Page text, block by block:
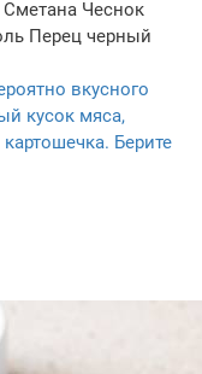
Сметана Чеснок
Перец черный
вкусного
кусок мяса,
Берите